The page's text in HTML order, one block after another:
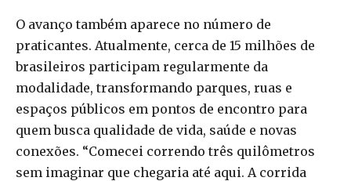
O avanço também aparece no número de
praticantes. Atualmente, cerca de 15 milhões de
brasileiros participam regularmente da
modalidade, transformando parques, ruas e
espaços públicos em pontos de encontro para
quem busca qualidade de vida, saúde e novas
conexões. “Comecei correndo três quilômetros
sem imaginar que chegaria até aqui. A corrida